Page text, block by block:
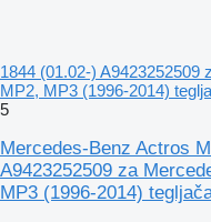
1844 (01.02-)
MP2, MP3 (1996-2014)
5
Mercedes-Benz Actros
A9423252509 za
MP3 (1996-2014)